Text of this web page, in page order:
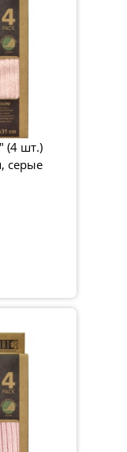
(4 шт.)
серые